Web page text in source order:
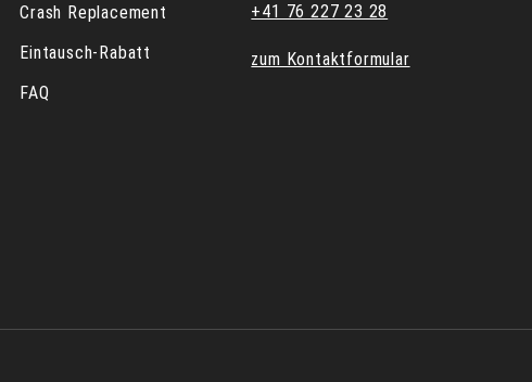
Crash Replacement
Eintausch-Rabatt
FAQ
+41 76 227 23 28
zum Kontaktformular